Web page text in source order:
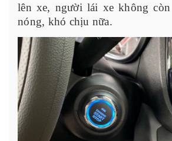
lên xe, người lái xe không còn
nóng, khó chịu nữa.